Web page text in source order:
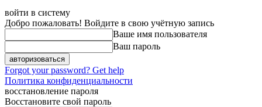
войти в систему
Добро пожаловать! Войдите в свою учётную запись
Ваше имя пользователя
Ваш пароль
Forgot your password? Get help
Политика конфиденциальности
восстановление пароля
Восстановите свой пароль